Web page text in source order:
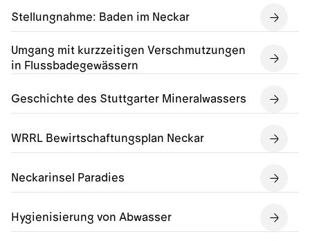
Stellungnahme: Baden im Neckar
Umgang mit kurzzeitigen Verschmutzungen
in Flussbadegewässern
Geschichte des Stuttgarter Mineralwassers
WRRL Bewirtschaftungsplan Neckar
Neckarinsel Paradies
Hygienisierung von Abwasser